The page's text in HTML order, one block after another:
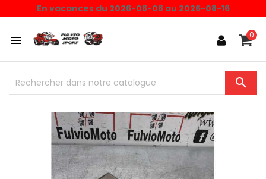
En vacances du 2026-08-08 au 2026-08-16
 0
